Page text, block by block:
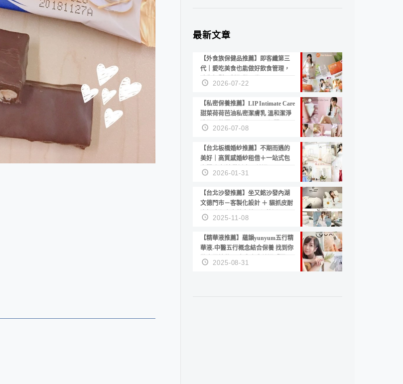
最新文章
【外食族保健品推薦】即客纖第三
代｜愛吃美食也能做好飲食管理，
陪你輕鬆面對聚餐日常！
2026-07-22
【私密保養推薦】LIP Intimate Care
甜菜荷荷芭油私密潔膚乳 溫和潔淨
洗後不乾澀 不起泡反而更舒服！
2026-07-08
【台北板橋婚紗推薦】不期而遇的
美好｜高質感婚紗租借＋一站式包
套服務 新娘備婚省心首選！
2026-01-31
【台北沙發推薦】坐又銘沙發內湖
文德門市－客製化設計 ＋ 貓抓皮耐
磨好清潔｜直營直銷、價格透明
高CP值打造夢想居家風格
2025-11-08
【精華液推薦】蘊韻yunyum五行精
華液-中醫五行概念結合保養 找到你
的專屬精華！ 水㊀土㊀就選「潤・
賦精華」維持肌膚剛剛好的平衡
2025-08-31